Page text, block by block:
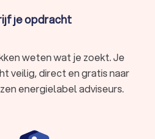
de beste aanbiedingen te
Zo ben je verzekerd van een
adviseur in Hurdegaryp die je
van het energielabel voor je
je opdracht
weten wat je zoekt. Je
veilig, direct en gratis naar
energielabel adviseurs.